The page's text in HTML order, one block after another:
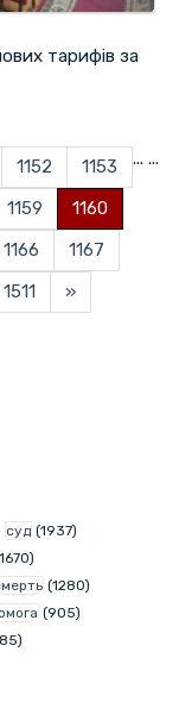
тарифів за
...
1152
1153
1159
1160
1166
1167
...
1511 »
суд (1937)
(1280)
(905)